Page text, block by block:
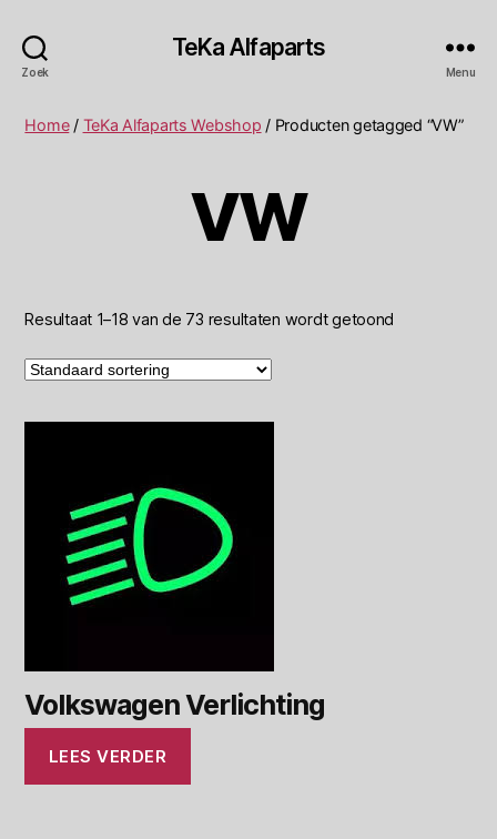
Zoek
TeKa Alfaparts
Menu
Home/ TeKa Alfaparts Webshop / Producten getagged “VW”
VW
Resultaat 1–18 van de 73 resultaten wordt getoond
Volkswagen Verlichting
LEES VERDER